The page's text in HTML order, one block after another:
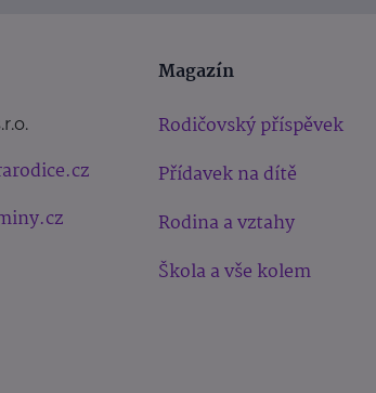
Magazín
Rodičovský příspěvek
Přídavek na dítě
Rodina a vztahy
Škola a vše kolem